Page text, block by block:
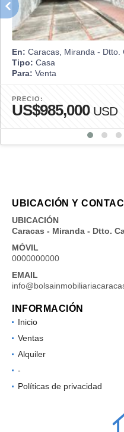
En: Caracas, Miranda - Dtto.
Tipo: Casa
Para: Venta
PRECIO:
US$985,000 USD
UBICACIÓN Y
UBICACIÓN
Caracas - Miranda - Dtto.
MÓVIL
0000000000
EMAIL
INFORMACIÓN
Inicio
Ventas
Alquiler
-
Políticas de privacidad